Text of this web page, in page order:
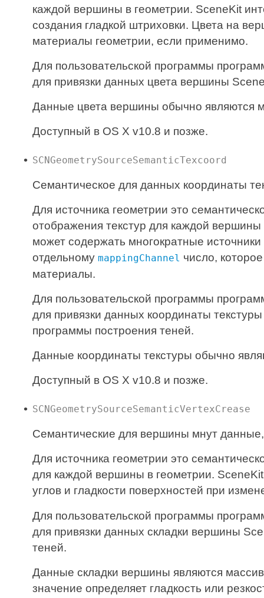
каждой вершины в геометрии. SceneKit
создания гладкой штриховки. Цвета на
материалы геометрии, если применимо.
Для пользовательской программы
для привязки данных цвета вершины
Данные цвета вершины обычно являются
Доступный в OS X v10.8 и позже.
SCNGeometrySourceSemanticTexcoord
Семантическое для данных координаты
Для источника геометрии это
отображения текстур для каждой
может содержать многократные
отдельному mappingChannel число,
материалы.
Для пользовательской программы
для привязки данных координаты
программы построения теней.
Данные координаты текстуры обычно
Доступный в OS X v10.8 и позже.
SCNGeometrySourceSemanticVertexCrease
Семантические для вершины мнут
Для источника геометрии это
для каждой вершины в геометрии.
углов и гладкости поверхностей при
Для пользовательской программы
для привязки данных складки вершины
теней.
Данные складки вершины являются
значение определяет гладкость или